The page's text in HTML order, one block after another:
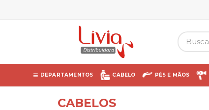
DEPARTAMENTOS CABELO PÉS E MÃOS
CABELOS